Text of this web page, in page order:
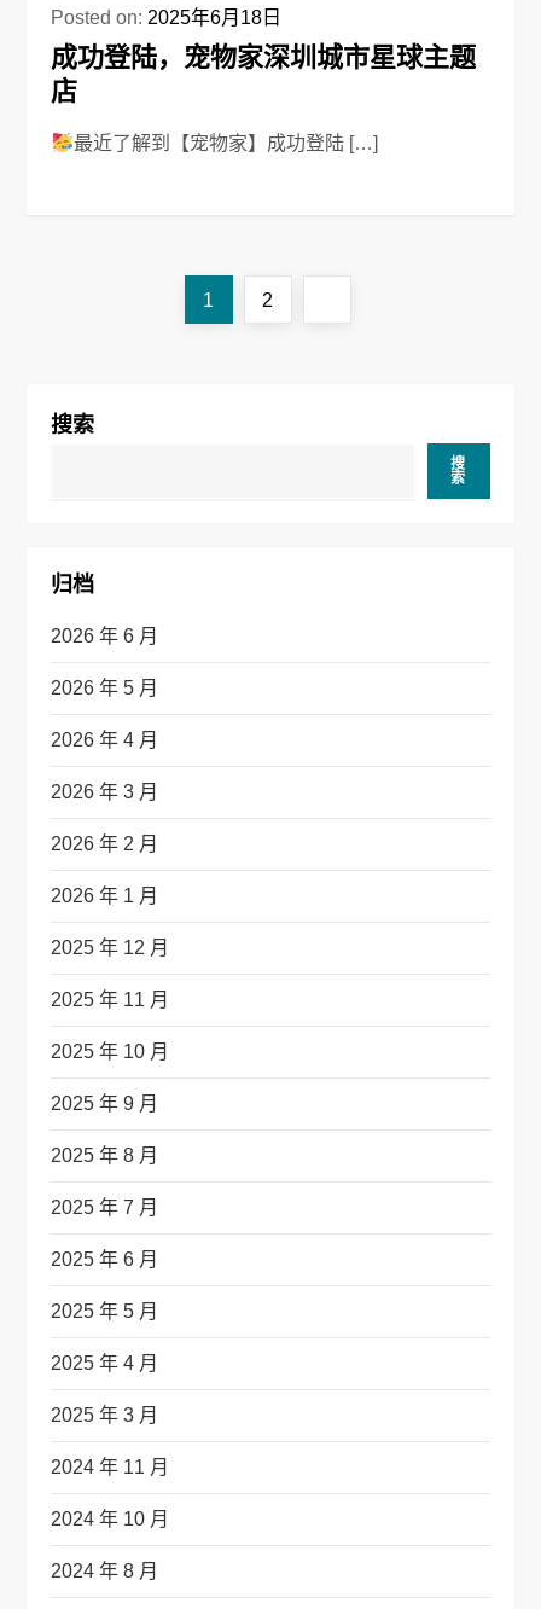
Posted on: 2025年6月18日
成功登陆，宠物家深圳城市星球主题
店
最近了解到【宠物家】成功登陆 […]
导
Page
1 Page
2
搜索
搜
索
归档
2026 年 6 月
2026 年 5 月
2026 年 4 月
2026 年 3 月
2026 年 2 月
2026 年 1 月
2025 年 12 月
2025 年 11 月
2025 年 10 月
2025 年 9 月
2025 年 8 月
2025 年 7 月
2025 年 6 月
2025 年 5 月
2025 年 4 月
2025 年 3 月
2024 年 11 月
2024 年 10 月
2024 年 8 月